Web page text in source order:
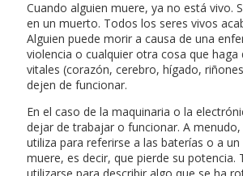
Cuando alguien muere, ya no está vivo.
en un muerto. Todos los seres vivos
Alguien puede morir a causa de una
violencia o cualquier otra cosa que haga
vitales (corazón, cerebro, hígado,
dejen de funcionar.
En el caso de la maquinaria o la
dejar de trabajar o funcionar. A
utiliza para referirse a las baterías o a
muere, es decir, que pierde su potencia.